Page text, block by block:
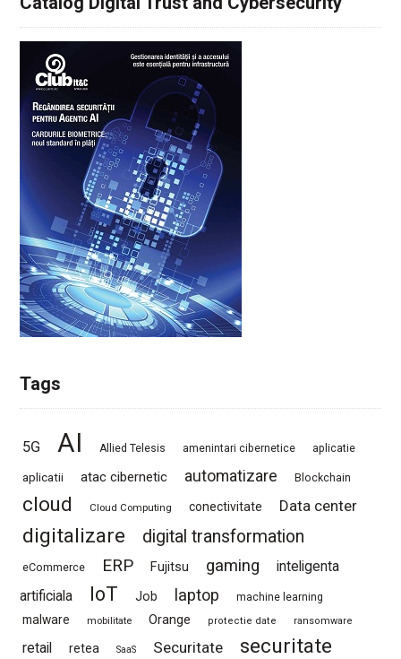
Tags
5G AI Allied Telesis amenintari cibernetice aplicatie
aplicatii atac cibernetic automatizare Blockchain
cloud Cloud Computing conectivitate Data center
digitalizare digital transformation
eCommerce ERP Fujitsu gaming
inteligenta
artificiala
IoT Job laptop machine learning
malware mobilitate Orange protectie date ransomware
retail retea SaaS Securitate securitate